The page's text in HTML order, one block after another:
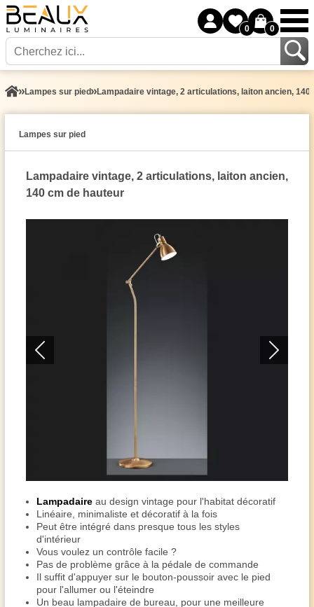
0 0
Lampes sur pied Lampadaire vintage, 2 articulations, laiton ancien, 140
Lampes sur pied
Lampadaire vintage, 2 articulations, laiton ancien,
140 cm de hauteur
Lampadaire au design vintage pour l'habitat décoratif
Linéaire, minimaliste et décoratif à la fois
Peut être intégré dans presque tous les styles
d'intérieur
Vous voulez un contrôle facile ?
Pas de problème grâce à la pédale de commande
Il suffit d'appuyer sur le bouton-poussoir avec le pied
pour l'allumer ou l'éteindre
Un beau lampadaire de bureau, pour une meilleure